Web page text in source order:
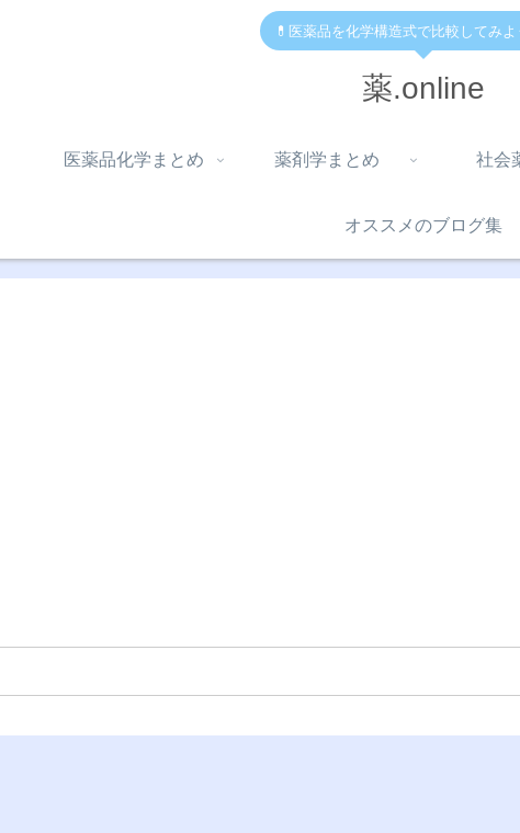
💊医薬品を化学構造式で比較してみよ
薬.online
医薬品化学まとめ 薬剤学まとめ 社会
オススメのブログ集